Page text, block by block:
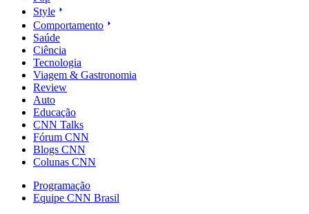
Style
Comportamento
Saúde
Ciência
Tecnologia
Viagem & Gastronomia
Review
Auto
Educação
CNN Talks
Fórum CNN
Blogs CNN
Colunas CNN
Programação
Equipe CNN Brasil